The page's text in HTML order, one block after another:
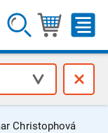
Christophová